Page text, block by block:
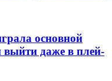
основной
даже в плей-